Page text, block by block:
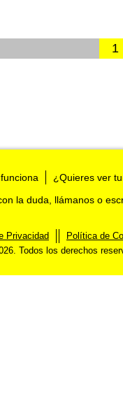
1
¿Quieres ver
la duda, llámanos o
Privacidad
Política de
Todos los derechos